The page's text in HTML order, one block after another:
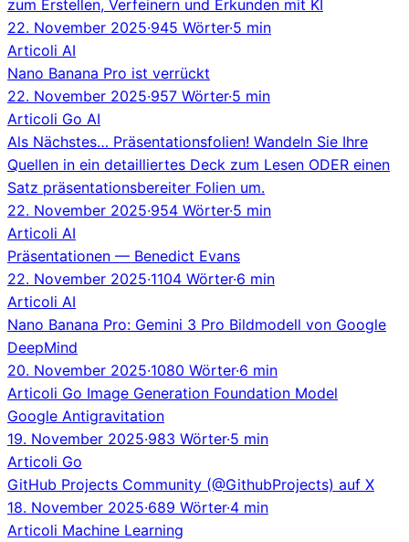
zum Erstellen, Verfeinern und Erkunden mit KI
22. November 2025·945 Wörter·5 min
Articoli AI
Nano Banana Pro ist verrückt
22. November 2025·957 Wörter·5 min
Articoli Go AI
Als Nächstes… Präsentationsfolien! Wandeln Sie Ihre
Quellen in ein detailliertes Deck zum Lesen ODER einen
Satz präsentationsbereiter Folien um.
22. November 2025·954 Wörter·5 min
Articoli AI
Präsentationen — Benedict Evans
22. November 2025·1104 Wörter·6 min
Articoli AI
Nano Banana Pro: Gemini 3 Pro Bildmodell von Google
DeepMind
20. November 2025·1080 Wörter·6 min
Articoli Go Image Generation Foundation Model
Google Antigravitation
19. November 2025·983 Wörter·5 min
Articoli Go
GitHub Projects Community (@GithubProjects) auf X
18. November 2025·689 Wörter·4 min
Articoli Machine Learning